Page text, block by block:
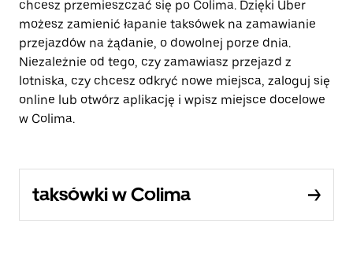
chcesz przemieszczać się po Colima. Dzięki Uber
możesz zamienić łapanie taksówek na zamawianie
przejazdów na żądanie, o dowolnej porze dnia.
Niezależnie od tego, czy zamawiasz przejazd z
lotniska, czy chcesz odkryć nowe miejsca, zaloguj się
online lub otwórz aplikację i wpisz miejsce docelowe
w Colima.
taksówki w Colima